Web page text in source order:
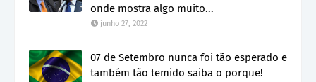
onde mostra algo muito...
junho 27, 2022
07 de Setembro nunca foi tão esperado e
também tão temido saiba o porque!